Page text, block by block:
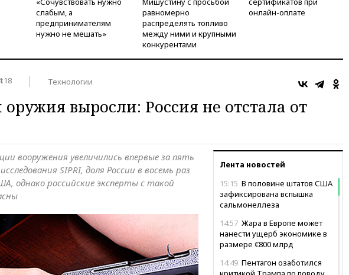
слабым, а
предпринимателям
нужно не мешать»
равномерно
распределять топливо
между ними и крупными
конкурентами
онлайн-оплате
Технологии
выросли: Россия не отстала от
Лента новостей
15:15 В половине штатов США
зафиксирована вспышка
сальмонеллеза
14:57 Жара в Европе может
нанести ущерб экономике в
размере €800 млрд
14:49 Пентагон озаботился
вооружения увеличились впервые за пять
SIPRI, доля России в восемь раз
однако российские эксперты с такой